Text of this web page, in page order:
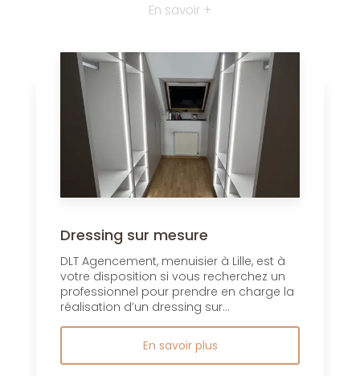
En savoir +
Dressing sur mesure
DLT Agencement, menuisier à Lille, est à
votre disposition si vous recherchez un
professionnel pour prendre en charge la
réalisation d’un dressing sur...
En savoir plus